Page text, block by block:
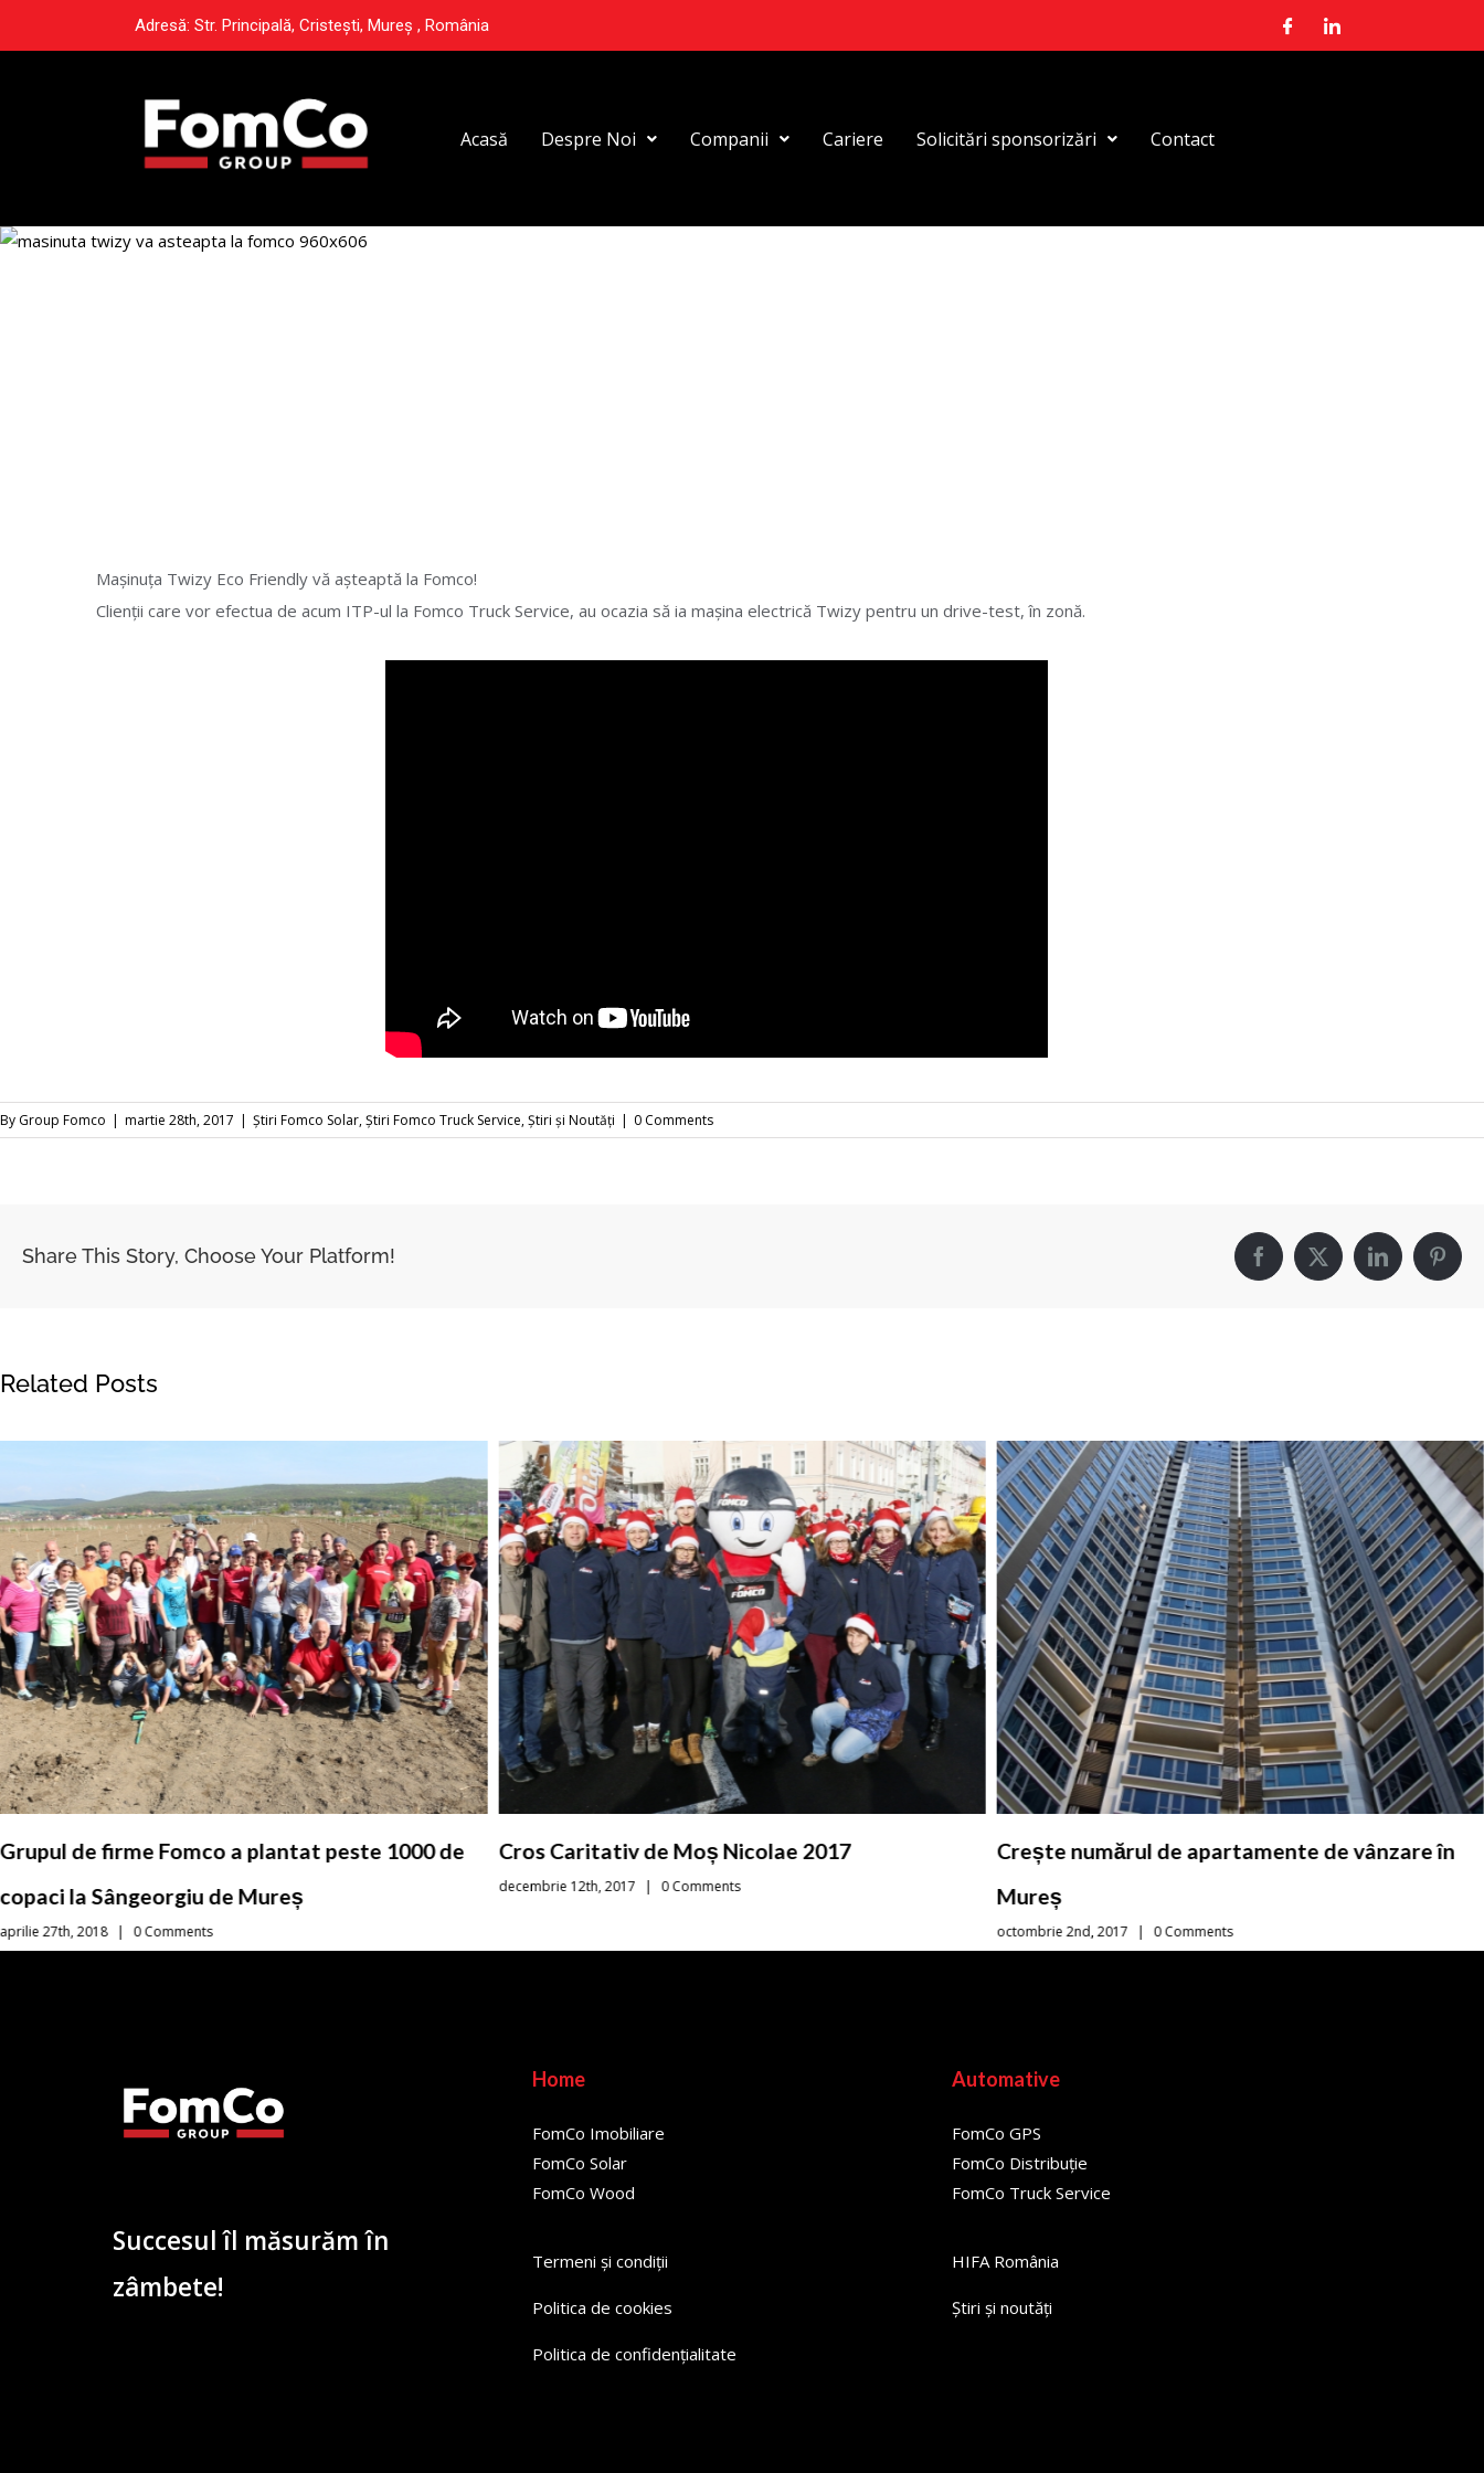
Adresă: Str. Principală, Cristești, Mureș , România
Acasă Despre Noi Companii Cariere Solicitări sponsorizări Contact
Mașinuța Twizy Eco Friendly vă așteaptă la Fomco!
Clienții care vor efectua de acum ITP-ul la Fomco Truck Service, au ocazia să ia mașina electrică Twizy pentru un drive-test, în zonă.
By Group Fomco | martie 28th, 2017 | Știri Fomco Solar,Știri Fomco Truck Service,Știri și Noutăți | 0 Comments
Share This Story, Choose Your Platform!
Related Posts
Grupul de firme Fomco a plantat peste 1000 de
copaci la Sângeorgiu de Mureș
aprilie 27th, 2018 | 0 Comments
Cros Caritativ de Moș Nicolae 2017
decembrie 12th, 2017 | 0 Comments
Crește numărul de apartamente de vânzare în
Mureș
octombrie 2nd, 2017 | 0 Comments
Succesul îl măsurăm în
zâmbete!
Home
FomCo Imobiliare
FomCo Solar
FomCo Wood
Termeni și condiții
Politica de cookies
Politica de confidențialitate
Automative
FomCo GPS
FomCo Distribuție
FomCo Truck Service
HIFA România
Știri și noutăți